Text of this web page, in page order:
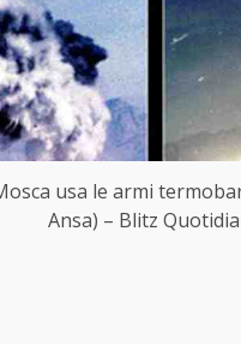
usa le armi
Ansa) – Blitz